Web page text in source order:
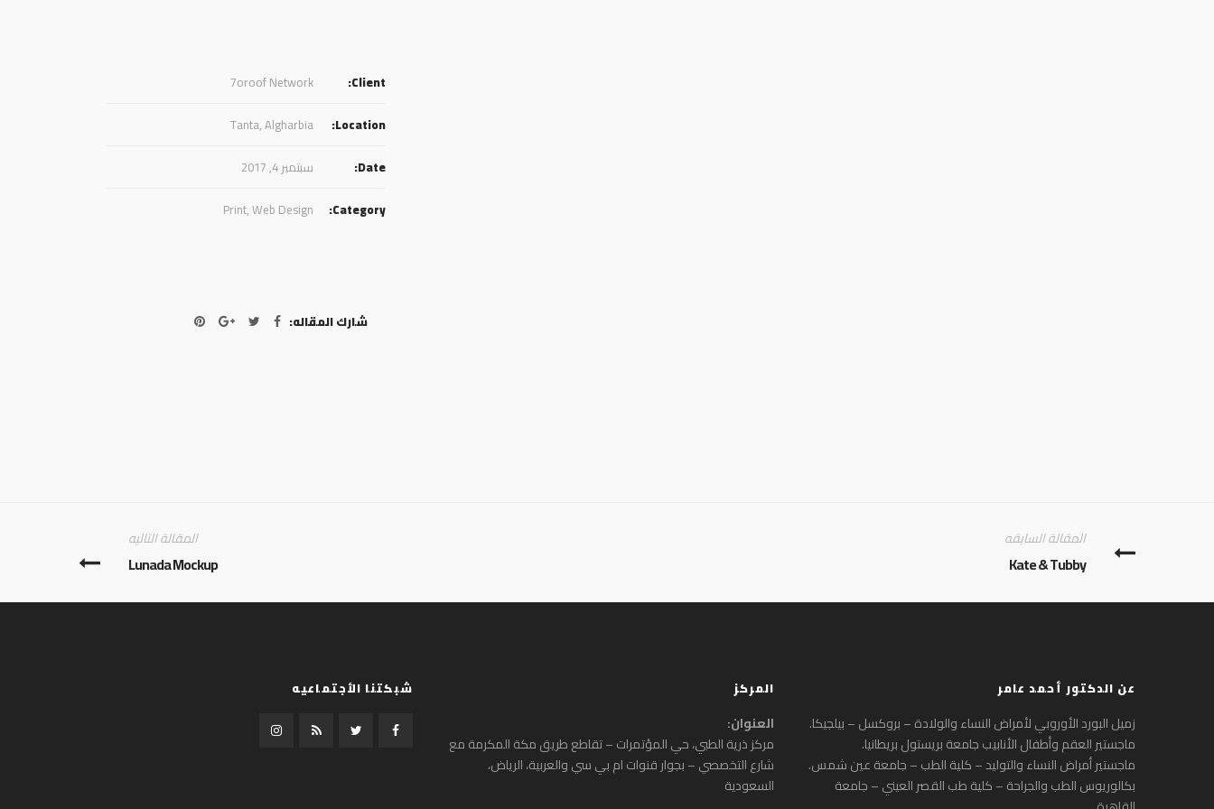
Client:
7oroof Network
Location:
Tanta, Algharbia
Date:
سبتمبر 4, 2017
Category:
Print,Web Design
شارك المقاله:
المقالة السابقه
Kate & Tubby
المقالة التاليه
Lunada Mockup
عن الدكتور أحمد عامر
زميل البورد الأوروبي لأمراض النساء والولادة – بروكسل – بيلجيكا.
ماجستير العقم وأطفال الأنابيب جامعة بريستول بريطانيا.
ماجستير أمراض النساء والتوليد – كلية الطب – جامعة عين شمس.
بكالوريوس الطب والجراحة – كلية طب القصر العيني – جامعة
المركز
العنوان:
مركز ذرية الطبي، حي المؤتمرات – تقاطع طريق مكة المكرمة مع
شارع التخصصي – بجوار قنوات ام بي سي والعربية‎، الرياض،
السعودية
شبكتنا الأجتماعيه